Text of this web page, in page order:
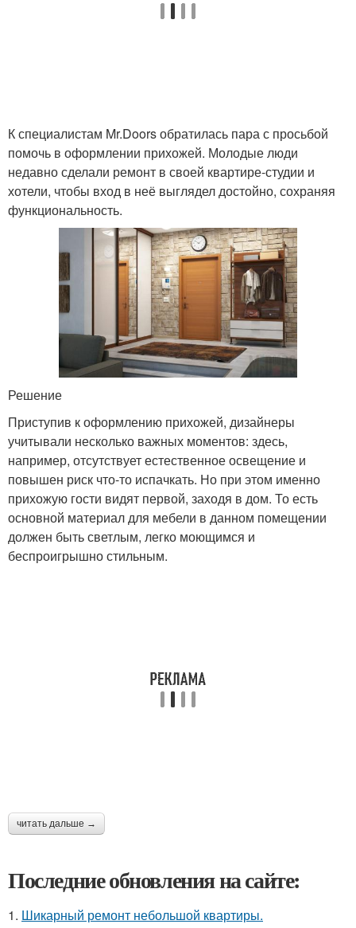
К специалистам Mr.Doors обратилась пара с просьбой
помочь в оформлении прихожей. Молодые люди
недавно сделали ремонт в своей квартире-студии и
хотели, чтобы вход в неё выглядел достойно, сохраняя
функциональность.
Решение
Приступив к оформлению прихожей, дизайнеры
учитывали несколько важных моментов: здесь,
например, отсутствует естественное освещение и
повышен риск что-то испачкать. Но при этом именно
прихожую гости видят первой, заходя в дом. То есть
основной материал для мебели в данном помещении
должен быть светлым, легко моющимся и
беспроигрышно стильным.
читать дальше →
Последние обновления на сайте:
1. Шикарный ремонт небольшой квартиры.